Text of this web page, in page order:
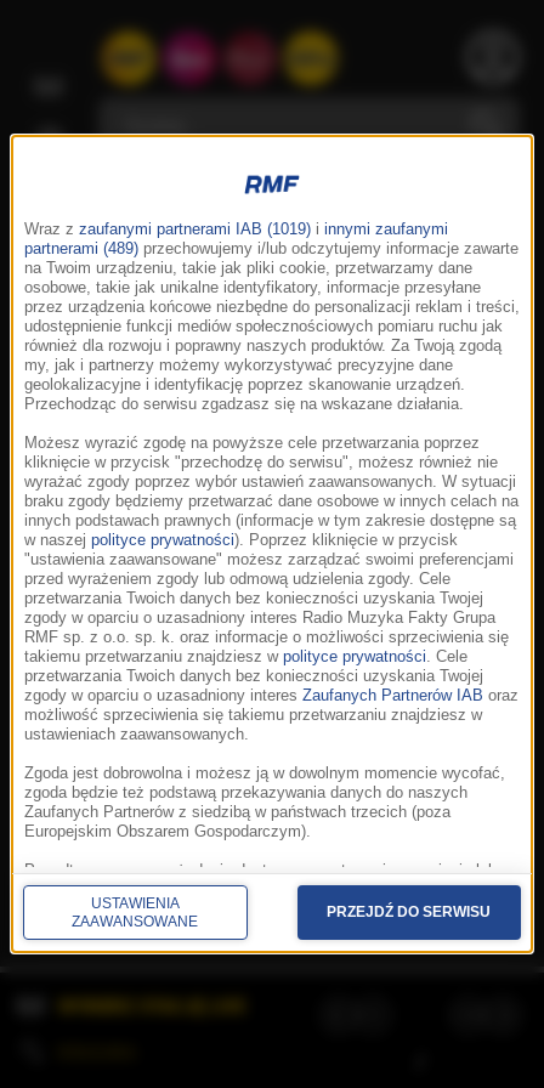
Korzystanie z portalu oznacza akceptację
Prywatność.Aplikacje.© 2026 Radio Muzyka
Fakty Grupa RMF sp. z o.o. sp. k.
Wraz z zaufanymi partnerami IAB (1019) i innymi zaufanymi
partnerami (489) przechowujemy i/lub odczytujemy informacje zawarte
na Twoim urządzeniu, takie jak pliki cookie, przetwarzamy dane
osobowe, takie jak unikalne identyfikatory, informacje przesyłane
przez urządzenia końcowe niezbędne do personalizacji reklam i treści,
udostępnienie funkcji mediów społecznościowych pomiaru ruchu jak
również dla rozwoju i poprawny naszych produktów. Za Twoją zgodą
my, jak i partnerzy możemy wykorzystywać precyzyjne dane
geolokalizacyjne i identyfikację poprzez skanowanie urządzeń.
Przechodząc do serwisu zgadzasz się na wskazane działania.
Możesz wyrazić zgodę na powyższe cele przetwarzania poprzez
kliknięcie w przycisk "przechodzę do serwisu", możesz również nie
wyrażać zgody poprzez wybór ustawień zaawansowanych. W sytuacji
braku zgody będziemy przetwarzać dane osobowe w innych celach na
innych podstawach prawnych (informacje w tym zakresie dostępne są
w naszej polityce prywatności). Poprzez kliknięcie w przycisk
"ustawienia zaawansowane" możesz zarządzać swoimi preferencjami
przed wyrażeniem zgody lub odmową udzielenia zgody. Cele
przetwarzania Twoich danych bez konieczności uzyskania Twojej
zgody w oparciu o uzasadniony interes Radio Muzyka Fakty Grupa
RMF sp. z o.o. sp. k. oraz informacje o możliwości sprzeciwienia się
takiemu przetwarzaniu znajdziesz w polityce prywatności. Cele
przetwarzania Twoich danych bez konieczności uzyskania Twojej
zgody w oparciu o uzasadniony interes Zaufanych Partnerów IAB oraz
możliwość sprzeciwienia się takiemu przetwarzaniu znajdziesz w
ustawieniach zaawansowanych.
Zgoda jest dobrowolna i możesz ją w dowolnym momencie wycofać,
zgoda będzie też podstawą przekazywania danych do naszych
Zaufanych Partnerów z siedzibą w państwach trzecich (poza
Europejskim Obszarem Gospodarczym).
Ponadto masz prawo żądania dostępu, sprostowania, usunięcia lub
ograniczenia przetwarzania danych, a także złożenia skargi do
Prezesa Urzędu Ochrony Danych Osobowych. W polityce prywatności
znajdziesz informacje jak wykonać swoje prawa. Szczegółowe
informacje na temat przetwarzania Twoich danych znajdują się w
USTAWIENIA
ZAAWANSOWANE
PRZEJDŹ DO SERWISU